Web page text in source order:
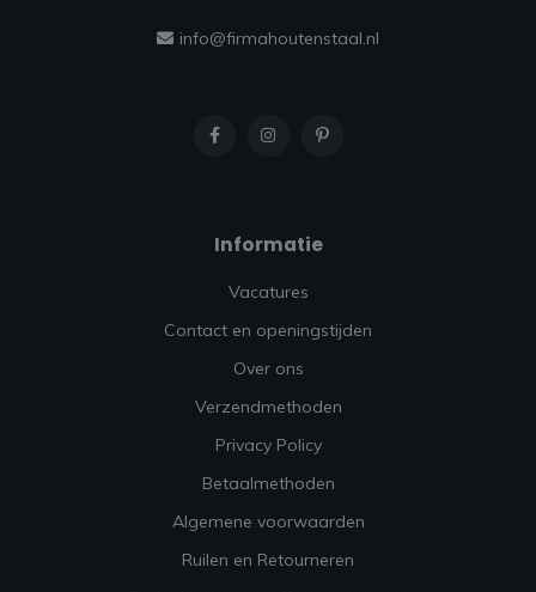
info@firmahoutenstaal.nl
Informatie
Vacatures
Contact en openingstijden
Over ons
Verzendmethoden
Privacy Policy
Betaalmethoden
Algemene voorwaarden
Ruilen en Retourneren